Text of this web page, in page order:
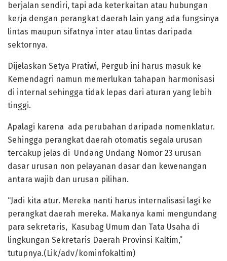
berjalan sendiri, tapi ada keterkaitan atau hubungan
kerja dengan perangkat daerah lain yang ada fungsinya
lintas maupun sifatnya inter atau lintas daripada
sektornya.
Dijelaskan Setya Pratiwi, Pergub ini harus masuk ke
Kemendagri namun memerlukan tahapan harmonisasi
di internal sehingga tidak lepas dari aturan yang lebih
tinggi.
Apalagi karena ada perubahan daripada nomenklatur.
Sehingga perangkat daerah otomatis segala urusan
tercakup jelas di Undang Undang Nomor 23 urusan
dasar urusan non pelayanan dasar dan kewenangan
antara wajib dan urusan pilihan.
“Jadi kita atur. Mereka nanti harus internalisasi lagi ke
perangkat daerah mereka. Makanya kami mengundang
para sekretaris, Kasubag Umum dan Tata Usaha di
lingkungan Sekretaris Daerah Provinsi Kaltim,”
tutupnya.(Lik/adv/kominfokaltim)